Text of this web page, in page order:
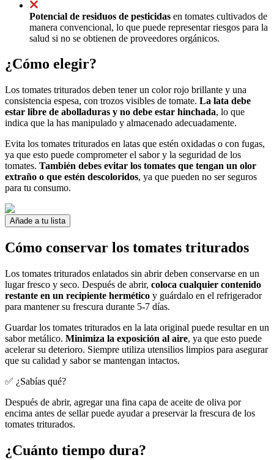
Potencial de residuos de pesticidas en tomates cultivados de
manera convencional, lo que puede representar riesgos para la
salud si no se obtienen de proveedores orgánicos.
¿Cómo elegir?
Los tomates triturados deben tener un color rojo brillante y una
consistencia espesa, con trozos visibles de tomate. La lata debe
estar libre de abolladuras y no debe estar hinchada, lo que
indica que la has manipulado y almacenado adecuadamente.
Evita los tomates triturados en latas que estén oxidadas o con fugas,
ya que esto puede comprometer el sabor y la seguridad de los
tomates. También debes evitar los tomates que tengan un olor
extraño o que estén descoloridos, ya que pueden no ser seguros
para tu consumo.
Añade a tu lista
Cómo conservar los tomates triturados
Los tomates triturados enlatados sin abrir deben conservarse en un
lugar fresco y seco. Después de abrir, coloca cualquier contenido
restante en un recipiente hermético y guárdalo en el refrigerador
para mantener su frescura durante 5-7 días.
Guardar los tomates triturados en la lata original puede resultar en un
sabor metálico. Minimiza la exposición al aire, ya que esto puede
acelerar su deterioro. Siempre utiliza utensilios limpios para asegurar
que su calidad y sabor se mantengan intactos.
✅ ¿Sabías qué?
Después de abrir, agregar una fina capa de aceite de oliva por
encima antes de sellar puede ayudar a preservar la frescura de los
tomates triturados.
¿Cuánto tiempo dura?